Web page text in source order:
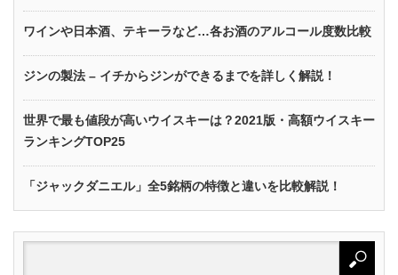
ワインや日本酒、テキーラなど…各お酒のアルコール度数比較
ジンの製法 – イチからジンができるまでを詳しく解説！
世界で最も値段が高いウイスキーは？2021版・高額ウイスキー
ランキングTOP25
「ジャックダニエル」全5銘柄の特徴と違いを比較解説！